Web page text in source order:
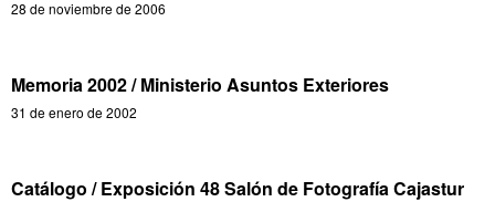
28 de noviembre de 2006
Memoria 2002 / Ministerio Asuntos Exteriores
31 de enero de 2002
Catálogo / Exposición 48 Salón de Fotografía Cajastur